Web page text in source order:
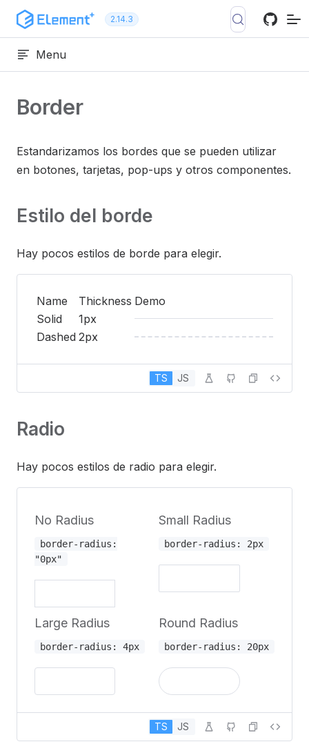
Ir al contenido 2.14.3
Menu
Border
Estandarizamos los bordes que se pueden utilizar
en botones, tarjetas, pop-ups y otros componentes.
Estilo del borde
Hay pocos estilos de borde para elegir.
Name Thickness Demo
Solid
1px
Dashed 2px
TS JS
Radio
Hay pocos estilos de radio para elegir.
No Radius
border-radius:
"0px"
Small Radius
border-radius: 2px
Large Radius
border-radius: 4px
Round Radius
border-radius: 20px
TS JS